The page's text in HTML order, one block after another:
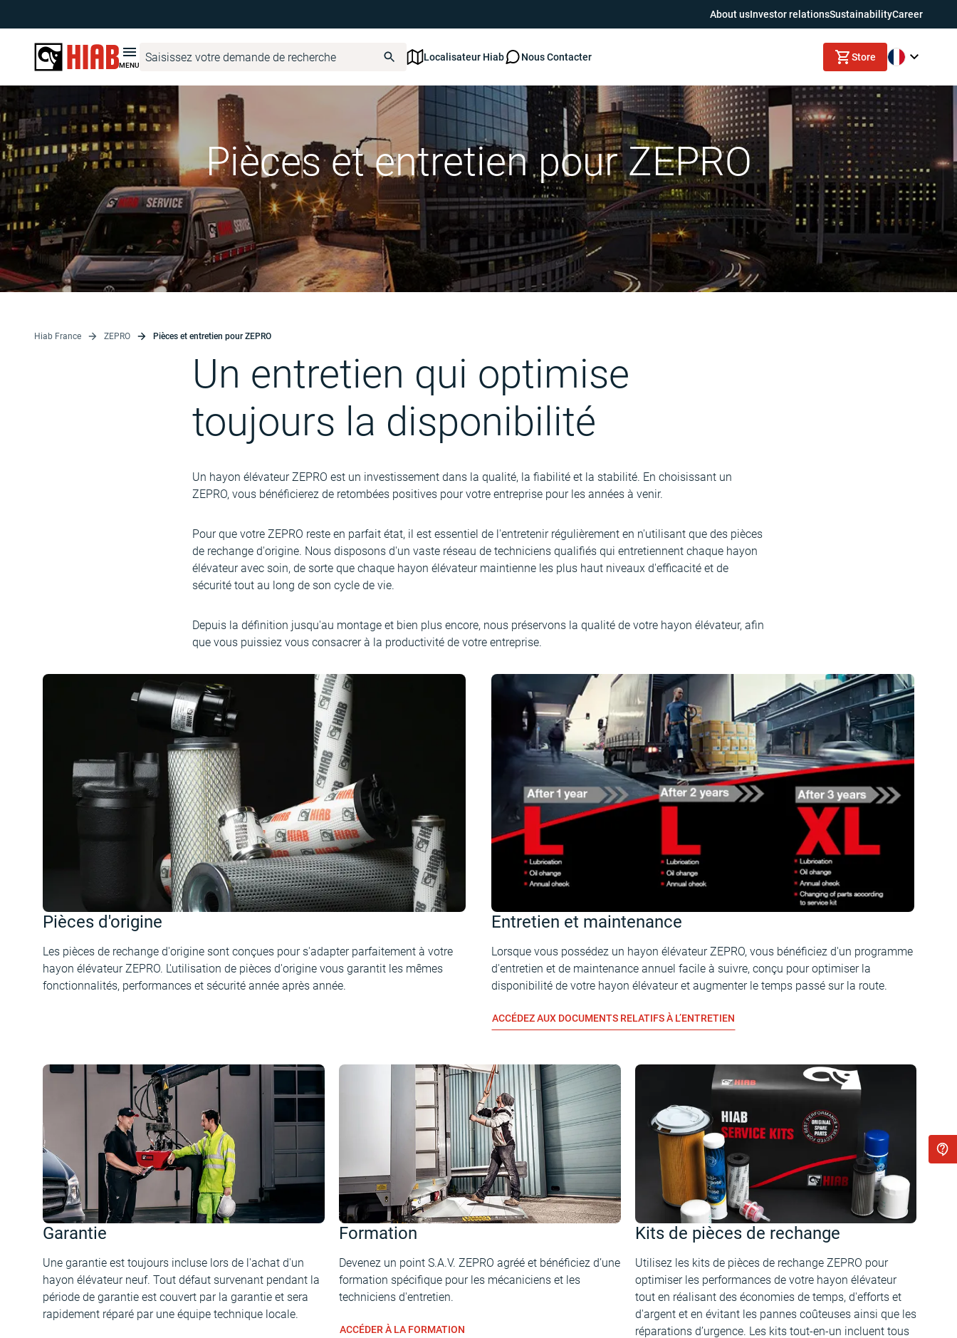
About usInvestor relationsSustainabilityCareer
MENU
Localisateur Hiab Nous Contacter Store
Pièces et entretien pour ZEPRO
Hiab France ZEPRO Pièces et entretien pour ZEPRO
Un entretien qui optimise
toujours la disponibilité
Un hayon élévateur ZEPRO est un investissement dans la qualité, la fiabilité et la stabilité. En choisissant un
ZEPRO, vous bénéficierez de retombées positives pour votre entreprise pour les années à venir.
Pour que votre ZEPRO reste en parfait état, il est essentiel de l'entretenir régulièrement en n'utilisant que des pièces
de rechange d'origine. Nous disposons d'un vaste réseau de techniciens qualifiés qui entretiennent chaque hayon
élévateur avec soin, de sorte que chaque hayon élévateur maintienne les plus haut niveaux d'efficacité et de
sécurité tout au long de son cycle de vie.
Depuis la définition jusqu'au montage et bien plus encore, nous préservons la qualité de votre hayon élévateur, afin
que vous puissiez vous consacrer à la productivité de votre entreprise.
Pièces d'origine
Les pièces de rechange d'origine sont conçues pour s'adapter parfaitement à votre
hayon élévateur ZEPRO. L'utilisation de pièces d'origine vous garantit les mêmes
fonctionnalités, performances et sécurité année après année.
Entretien et maintenance
Lorsque vous possédez un hayon élévateur ZEPRO, vous bénéficiez d'un programme
d'entretien et de maintenance annuel facile à suivre, conçu pour optimiser la
disponibilité de votre hayon élévateur et augmenter le temps passé sur la route.
ACCÉDEZ AUX DOCUMENTS RELATIFS À L’ENTRETIEN
Garantie
Une garantie est toujours incluse lors de l'achat d'un
hayon élévateur neuf. Tout défaut survenant pendant la
période de garantie est couvert par la garantie et sera
rapidement réparé par une équipe technique locale.
Formation
Devenez un point S.A.V. ZEPRO agréé et bénéficiez d’une
formation spécifique pour les mécaniciens et les
techniciens d'entretien.
ACCÉDER À LA FORMATION
Kits de pièces de rechange
Utilisez les kits de pièces de rechange ZEPRO pour
optimiser les performances de votre hayon élévateur
tout en réalisant des économies de temps, d'efforts et
d'argent et en évitant les pannes coûteuses ainsi que les
réparations d’urgence. Les kits tout-en-un incluent tous